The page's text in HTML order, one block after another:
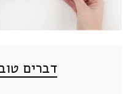
דברים